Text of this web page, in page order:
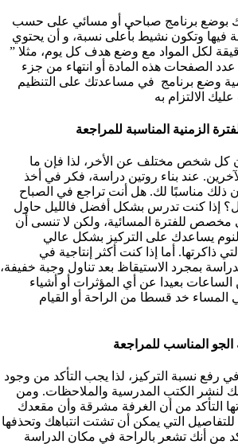
بوضع برنامج صباحي أو مسائي على حسب
فيها وتكون نشيط بأعلى نسبة، و أن يحتوي
لكل المواد مع وضع هدف كل يوم، مثلا ”
الصفحات هذه المادة أو انتهاء من جزء
وضع برنامج في مساعدتك على التنظيم
الالتزام به
الزمنية المناسبة للمراجعة
كل شخص مختلف عن الأخر، لذا فإن ما
عند بناء روتين دراسة، فكر في أخذ
ذلك مناسبًا لك. هل أنت تراجع في الصباح
إذا كنت تدرس بشكل أفضل فالليل حاول
مخصص للفترة المسائية، ولكن لا تنسى أن
يساعدك على التركيز بشكل عالي
ذاكرتها. أما إذا كنت أكثر إنتاجية في
بمجرد الاستيقاظ بعد تناول وجبة خفيفة،
بعيدا عن أي المؤثرات أو أشياء
المساء خد قسطا من الراحة أو القيام
المناسب للمراجعة
رفع نسبة التركيز، لذا يجب التأكد من وجود
لنشر الكتب المدرسية والملاحظات. ومن
التأكد من أن الغرفة مشرقة وأن مقعدك
للتفاصيل التي يمكن أن تشتت انتباهك وتحذفها
من أنك تشعر بالراحة في مكان الدراسة